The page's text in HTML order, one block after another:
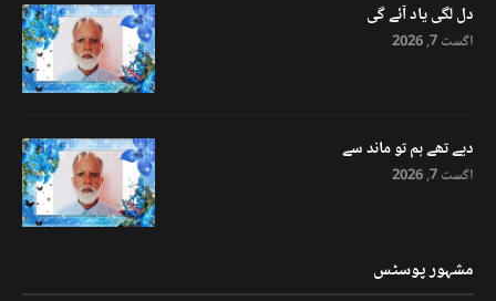
دل لگی یاد آئے گی
اگست 7, 2026
دیے تھے ہم تو ماند سے
اگست 7, 2026
مشہور پوسٹس